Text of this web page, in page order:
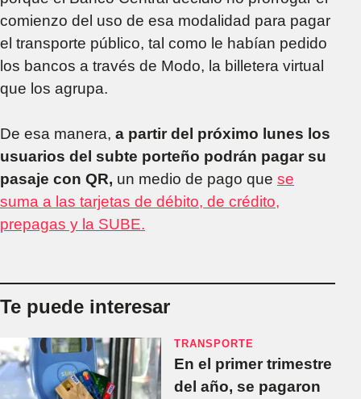
comienzo del uso de esa modalidad para pagar
el transporte público, tal como le habían pedido
los bancos a través de Modo, la billetera virtual
que los agrupa.
De esa manera, a partir del próximo lunes los
usuarios del subte porteño podrán pagar su
pasaje con QR, un medio de pago que se
suma a las tarjetas de débito, de crédito,
prepagas y la SUBE.
Te puede interesar
TRANSPORTE
En el primer trimestre
del año, se pagaron